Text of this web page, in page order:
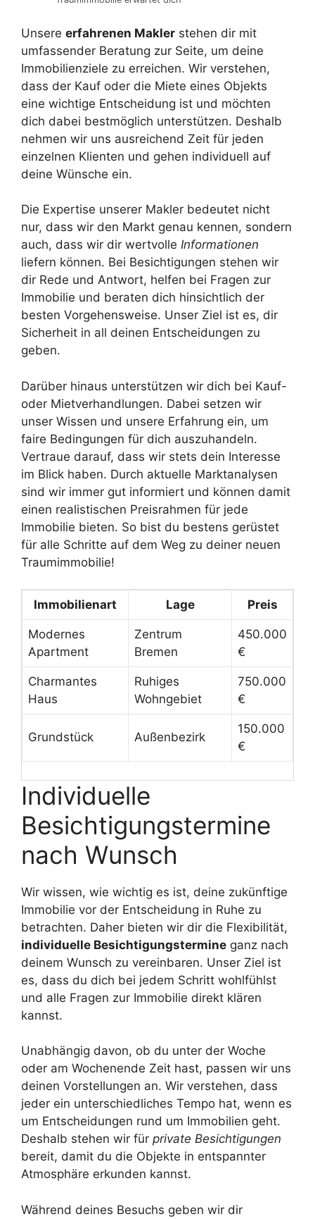
Unsere erfahrenen Makler stehen dir mit
umfassender Beratung zur Seite, um deine
Immobilienziele zu erreichen. Wir verstehen,
dass der Kauf oder die Miete eines Objekts
eine wichtige Entscheidung ist und möchten
dich dabei bestmöglich unterstützen. Deshalb
nehmen wir uns ausreichend Zeit für jeden
einzelnen Klienten und gehen individuell auf
deine Wünsche ein.
Die Expertise unserer Makler bedeutet nicht
nur, dass wir den Markt genau kennen, sondern
auch, dass wir dir wertvolle Informationen
liefern können. Bei Besichtigungen stehen wir
dir Rede und Antwort, helfen bei Fragen zur
Immobilie und beraten dich hinsichtlich der
besten Vorgehensweise. Unser Ziel ist es, dir
Sicherheit in all deinen Entscheidungen zu
geben.
Darüber hinaus unterstützen wir dich bei Kauf-
oder Mietverhandlungen. Dabei setzen wir
unser Wissen und unsere Erfahrung ein, um
faire Bedingungen für dich auszuhandeln.
Vertraue darauf, dass wir stets dein Interesse
im Blick haben. Durch aktuelle Marktanalysen
sind wir immer gut informiert und können damit
einen realistischen Preisrahmen für jede
Immobilie bieten. So bist du bestens gerüstet
für alle Schritte auf dem Weg zu deiner neuen
Traumimmobilie!
Immobilienart Lage Preis
Modernes
Apartment
Zentrum
Bremen
450.000
€
Charmantes
Haus
Ruhiges
Wohngebiet
750.000
€
Grundstück Außenbezirk
150.000
€
Individuelle
Besichtigungstermine
nach Wunsch
Wir wissen, wie wichtig es ist, deine zukünftige
Immobilie vor der Entscheidung in Ruhe zu
betrachten. Daher bieten wir dir die Flexibilität,
individuelle Besichtigungstermine ganz nach
deinem Wunsch zu vereinbaren. Unser Ziel ist
es, dass du dich bei jedem Schritt wohlfühlst
und alle Fragen zur Immobilie direkt klären
kannst.
Unabhängig davon, ob du unter der Woche
oder am Wochenende Zeit hast, passen wir uns
deinen Vorstellungen an. Wir verstehen, dass
jeder ein unterschiedliches Tempo hat, wenn es
um Entscheidungen rund um Immobilien geht.
Deshalb stehen wir für private Besichtigungen
bereit, damit du die Objekte in entspannter
Atmosphäre erkunden kannst.
Während deines Besuchs geben wir dir